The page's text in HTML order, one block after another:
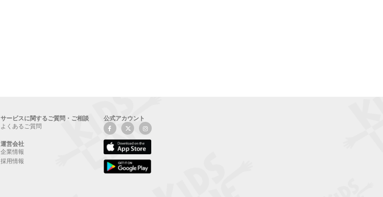
サービスに関するご質問・ご相談
よくあるご質問
運営会社
企業情報
採用情報
公式アカウント